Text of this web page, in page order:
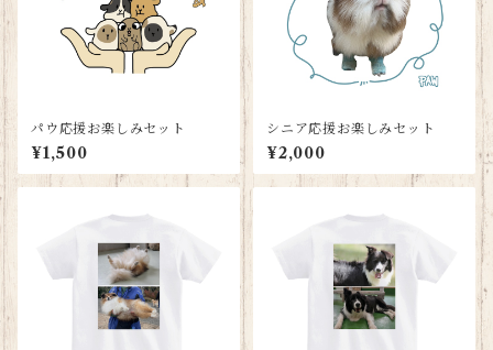
パウ応援お楽しみセット
¥1,500
シニア応援お楽しみセット
¥2,000